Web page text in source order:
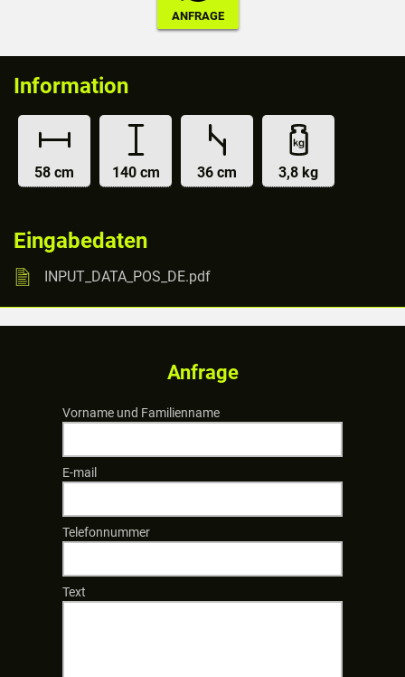
Information
58 cm 140 cm 36 cm 3,8 kg
Eingabedaten
INPUT_DATA_POS_DE.pdf
Anfrage
Vorname und Familienname
E-mail
Telefonnummer
Text